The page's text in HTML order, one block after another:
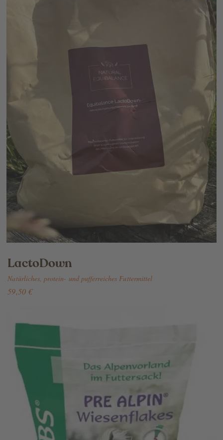
LactoDown
Natürliches, protein- und pufferreiches Futtermittel
59,50 €